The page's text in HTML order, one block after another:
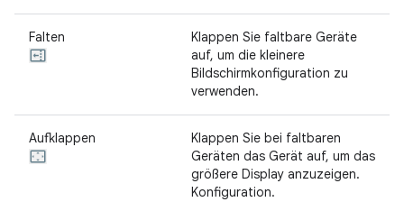
Falten
Klappen Sie faltbare Geräte
auf, um die kleinere
Bildschirmkonfiguration zu
verwenden.
Aufklappen
Klappen Sie bei faltbaren
Geräten das Gerät auf, um das
größere Display anzuzeigen.
Konfiguration.